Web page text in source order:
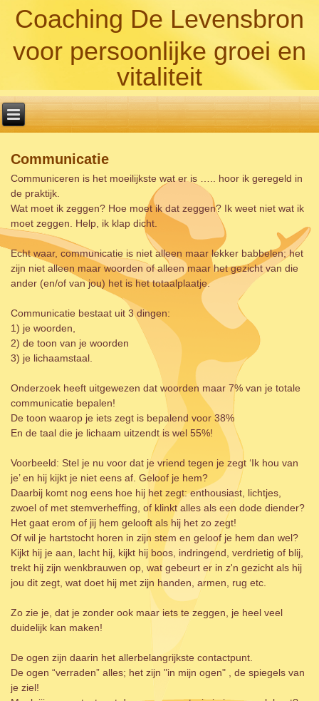
Coaching De Levensbron
voor persoonlijke groei en
vitaliteit
Communicatie
Communiceren is het moeilijkste wat er is ….. hoor ik geregeld in
de praktijk.
Wat moet ik zeggen? Hoe moet ik dat zeggen? Ik weet niet wat ik
moet zeggen. Help, ik klap dicht.
Echt waar, communicatie is niet alleen maar lekker babbelen; het
zijn niet alleen maar woorden of alleen maar het gezicht van die
ander (en/of van jou) het is het totaalplaatje.
Communicatie bestaat uit 3 dingen:
1) je woorden,
2) de toon van je woorden
3) je lichaamstaal.
Onderzoek heeft uitgewezen dat woorden maar 7% van je totale
communicatie bepalen!
De toon waarop je iets zegt is bepalend voor 38%
En de taal die je lichaam uitzendt is wel 55%!
Voorbeeld: Stel je nu voor dat je vriend tegen je zegt ‘Ik hou van
je’ en hij kijkt je niet eens af. Geloof je hem?
Daarbij komt nog eens hoe hij het zegt: enthousiast, lichtjes,
zwoel of met stemverheffing, of klinkt alles als een dode diender?
Het gaat erom of jij hem gelooft als hij het zo zegt!
Of wil je hartstocht horen in zijn stem en geloof je hem dan wel?
Kijkt hij je aan, lacht hij, kijkt hij boos, indringend, verdrietig of blij,
trekt hij zijn wenkbrauwen op, wat gebeurt er in z'n gezicht als hij
jou dit zegt, wat doet hij met zijn handen, armen, rug etc.
Zo zie je, dat je zonder ook maar iets te zeggen, je heel veel
duidelijk kan maken!
De ogen zijn daarin het allerbelangrijkste contactpunt.
De ogen “verraden” alles; het zijn "in mijn ogen" , de spiegels van
je ziel!